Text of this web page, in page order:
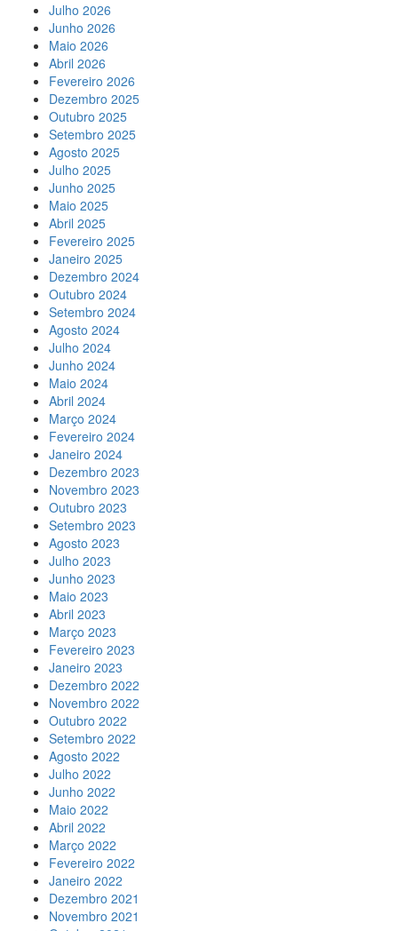
Julho 2026
Junho 2026
Maio 2026
Abril 2026
Fevereiro 2026
Dezembro 2025
Outubro 2025
Setembro 2025
Agosto 2025
Julho 2025
Junho 2025
Maio 2025
Abril 2025
Fevereiro 2025
Janeiro 2025
Dezembro 2024
Outubro 2024
Setembro 2024
Agosto 2024
Julho 2024
Junho 2024
Maio 2024
Abril 2024
Março 2024
Fevereiro 2024
Janeiro 2024
Dezembro 2023
Novembro 2023
Outubro 2023
Setembro 2023
Agosto 2023
Julho 2023
Junho 2023
Maio 2023
Abril 2023
Março 2023
Fevereiro 2023
Janeiro 2023
Dezembro 2022
Novembro 2022
Outubro 2022
Setembro 2022
Agosto 2022
Julho 2022
Junho 2022
Maio 2022
Abril 2022
Março 2022
Fevereiro 2022
Janeiro 2022
Dezembro 2021
Novembro 2021